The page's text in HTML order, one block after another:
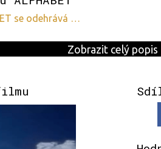
se odehrává …
Zobrazit celý popis